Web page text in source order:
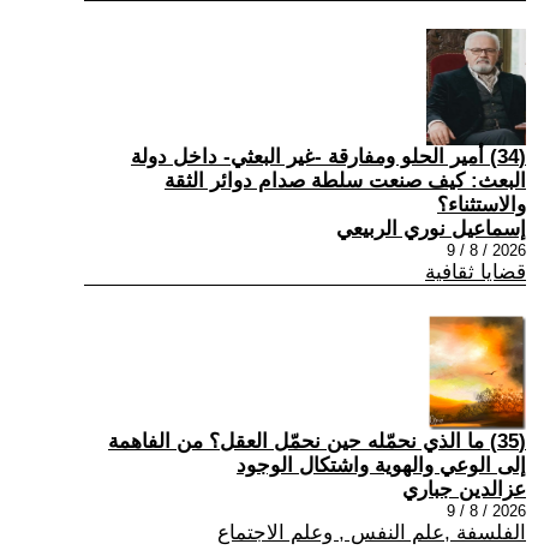
(34) أمير الحلو ومفارقة -غير البعثي- داخل دولة
البعث: كيف صنعت سلطة صدام دوائر الثقة
والاستثناء؟
إسماعيل نوري الربيعي
2026 / 8 / 9
قضايا ثقافية
(35) ما الذي نحمّله حين نحمّل العقل؟ من الفاهمة
إلى الوعي والهوية واشتكال الوجود
عزالدين جباري
2026 / 8 / 9
الفلسفة ,علم النفس , وعلم الاجتماع